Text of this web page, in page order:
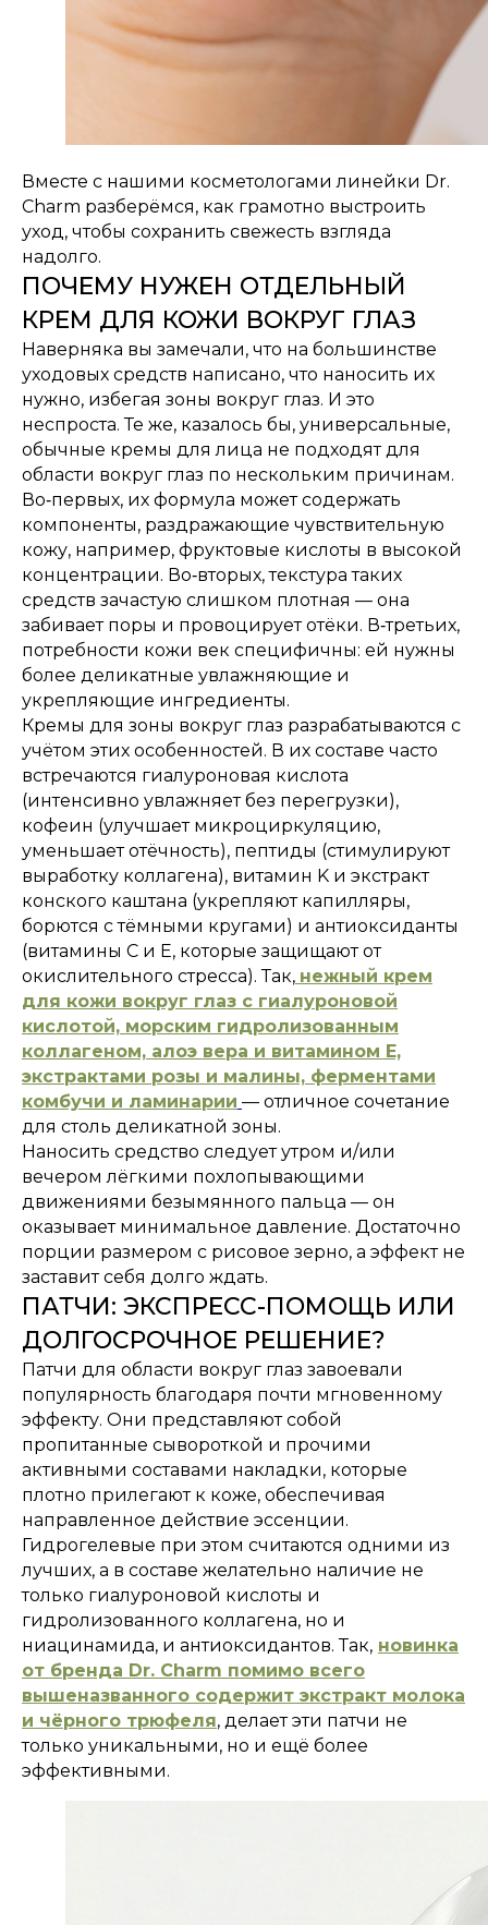
Вместе с нашими косметологами линейки Dr.
Charm разберёмся, как грамотно выстроить
уход, чтобы сохранить свежесть взгляда
надолго.
ПОЧЕМУ НУЖЕН ОТДЕЛЬНЫЙ
КРЕМ ДЛЯ КОЖИ ВОКРУГ ГЛАЗ
Наверняка вы замечали, что на большинстве
уходовых средств написано, что наносить их
нужно, избегая зоны вокруг глаз. И это
неспроста. Те же, казалось бы, универсальные,
обычные кремы для лица не подходят для
области вокруг глаз по нескольким причинам.
Во‑первых, их формула может содержать
компоненты, раздражающие чувствительную
кожу, например, фруктовые кислоты в высокой
концентрации. Во‑вторых, текстура таких
средств зачастую слишком плотная — она
забивает поры и провоцирует отёки. В‑третьих,
потребности кожи век специфичны: ей нужны
более деликатные увлажняющие и
укрепляющие ингредиенты.
Кремы для зоны вокруг глаз разрабатываются с
учётом этих особенностей. В их составе часто
встречаются гиалуроновая кислота
(интенсивно увлажняет без перегрузки),
кофеин (улучшает микроциркуляцию,
уменьшает отёчность), пептиды (стимулируют
выработку коллагена), витамин K и экстракт
конского каштана (укрепляют капилляры,
борются с тёмными кругами) и антиоксиданты
(витамины C и E, которые защищают от
окислительного стресса). Так, нежный крем
для кожи вокруг глаз с гиалуроновой
кислотой, морским гидролизованным
коллагеном, алоэ вера и витамином Е,
экстрактами розы и малины, ферментами
комбучи и ламинарии — отличное сочетание
для столь деликатной зоны.
Наносить средство следует утром и/или
вечером лёгкими похлопывающими
движениями безымянного пальца — он
оказывает минимальное давление. Достаточно
порции размером с рисовое зерно, а эффект не
заставит себя долго ждать.
ПАТЧИ: ЭКСПРЕСС-ПОМОЩЬ ИЛИ
ДОЛГОСРОЧНОЕ РЕШЕНИЕ?
Патчи для области вокруг глаз завоевали
популярность благодаря почти мгновенному
эффекту. Они представляют собой
пропитанные сывороткой и прочими
активными составами накладки, которые
плотно прилегают к коже, обеспечивая
направленное действие эссенции.
Гидрогелевые при этом считаются одними из
лучших, а в составе желательно наличие не
только гиалуроновой кислоты и
гидролизованного коллагена, но и
ниацинамида, и антиоксидантов. Так, новинка
от бренда Dr. Charm помимо всего
вышеназванного содержит экстракт молока
и чёрного трюфеля, делает эти патчи не
только уникальными, но и ещё более
эффективными.